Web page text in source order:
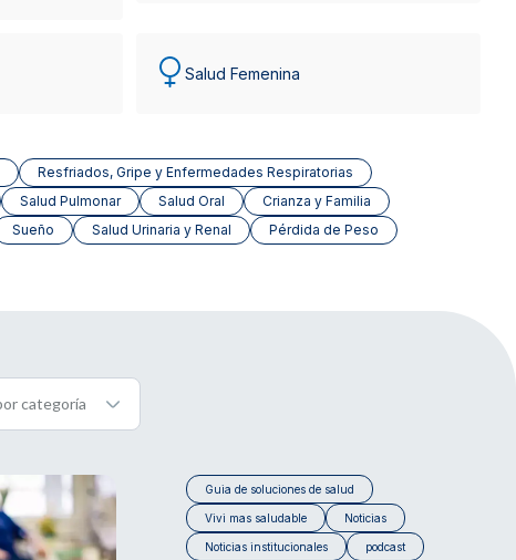
Salud Femenina
Resfriados, Gripe y Enfermedades Respiratorias
Salud Pulmonar Salud Oral
Crianza y Familia
Sueño Salud Urinaria y Renal Pérdida de Peso
Guia de soluciones de salud
Vivi mas saludable Noticias
Noticias institucionales podcast